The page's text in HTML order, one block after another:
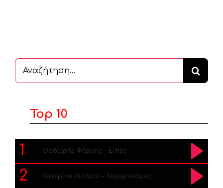
Αναζήτηση
...
Top 10
1 Θοδωρής Φέρρης – Είπες
2 Κατερίνα Λιόλιου – Λογαριασμός